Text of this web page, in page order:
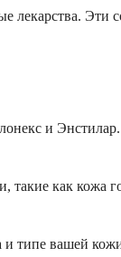
Эти
и
такие как кожа
и типе вашей